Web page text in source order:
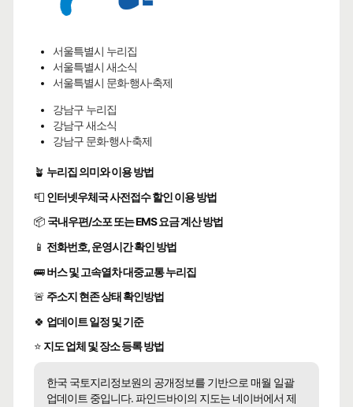
서울특별시 누리집
서울특별시 새소식
서울특별시 문화·행사·축제
강남구 누리집
강남구 새소식
강남구 문화·행사·축제
🪴 누리집 의미와 이용 방법
📮 인터넷우체국 사전접수 할인 이용 방법
📦 국내우편/소포 또는 EMS 요금 계산 방법
📱 전화번호, 운영시간 확인 방법
🚌버스 및 고속열차 대중교통 누리집
🚨 주소지 현존 상태 확인방법
🍀 업데이트 일정 및 기준
⭐ 지도 업체 및 장소 등록 방법
한국 국토지리정보원의 공개정보를 기반으로 매월 일괄
업데이트 중입니다. 파인드바이의 지도는 네이버에서 제